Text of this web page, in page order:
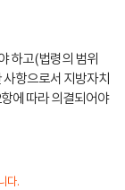
하고(법령의 범위
항으로서 지방자치
에 따라 의결되어야
다.